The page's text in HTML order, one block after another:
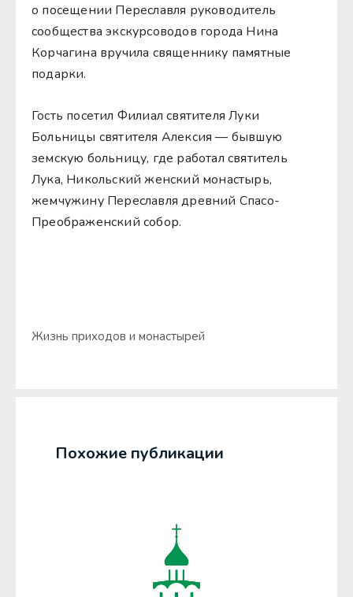
о посещении Переславля руководитель
сообщества экскурсоводов города Нина
Корчагина вручила священнику памятные
подарки.
Гость посетил Филиал святителя Луки
Больницы святителя Алексия — бывшую
земскую больницу, где работал святитель
Лука, Никольский женский монастырь,
жемчужину Переславля древний Спасо-
Преображенский собор.
Жизнь приходов и монастырей
Похожие публикации